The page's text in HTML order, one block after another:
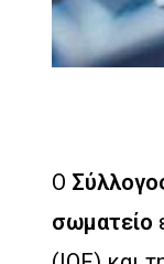
Ο
σωματείο